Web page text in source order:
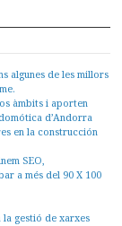
algunes de les millors
àmbits i aporten
d’Andorra
en la construcción
SEO,
a més del 90 X 100
la gestió de xarxes